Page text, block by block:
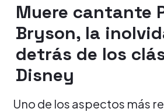
Muere cantante
Bryson, la
detrás de los
Disney
Uno de los aspectos más